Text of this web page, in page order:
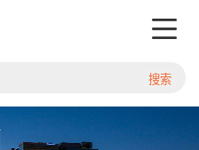
搜索